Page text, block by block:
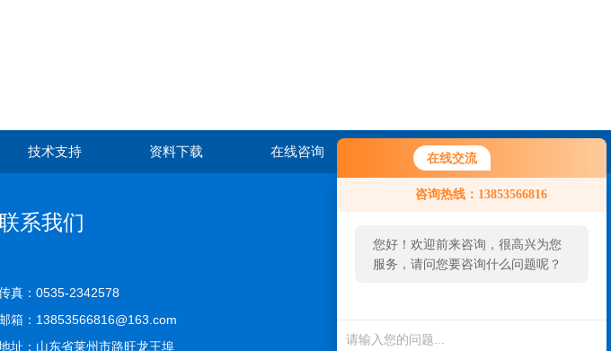
在线交流
咨询热线：13853566816
您好！欢迎前来咨询，很高兴为您
服务，请问您要咨询什么问题呢？
技术支持 资料下载 在线咨询 联系我们
系我们
真：0535-2342578
邮箱：13853566816@163.com
址：山东省莱州市路旺龙王埠